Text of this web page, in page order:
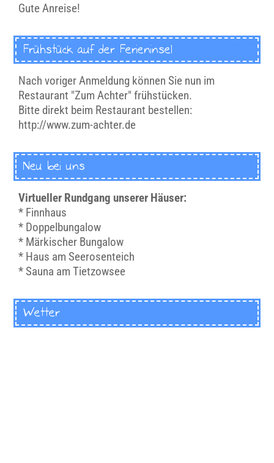
Gute Anreise!
Frühstück auf der Ferieninsel
Nach voriger Anmeldung können Sie nun im
Restaurant "Zum Achter" frühstücken.
Bitte direkt beim Restaurant bestellen:
http://www.zum-achter.de
Neu bei uns
Virtueller Rundgang unserer Häuser:
* Finnhaus
* Doppelbungalow
* Märkischer Bungalow
* Haus am Seerosenteich
*Sauna am Tietzowsee
Wetter